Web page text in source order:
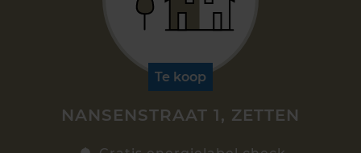
Te koop
NANSENSTRAAT 1, ZETTEN